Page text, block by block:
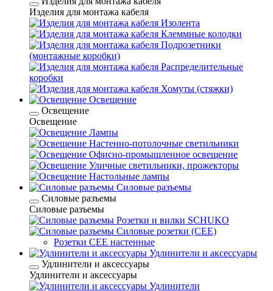
Изделия для монтажа кабеля
Изолента
Клеммные колодки
Подрозетники
(монтажные коробки)
Распределительные
коробки
Хомуты (стяжки)
Освещение
Освещение
Освещение
Лампы
Настенно-потолочные светильники
Офисно-промышленное освещение
Уличные светильники, прожекторы
Настольные лампы
Силовые разъемы
Силовые разъемы
Силовые разъемы
Розетки и вилки SCHUKO
Силовые розетки (CEE)
Розетки CEE настенные
Удлинители и аксессуары
Удлинители и аксессуары
Удлинители и аксессуары
Удлинители